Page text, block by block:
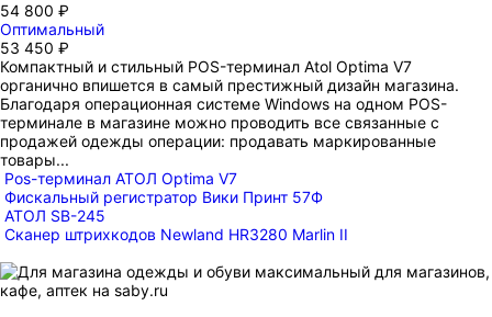
54 800 ₽
Оптимальный
53 450 ₽
Компактный и стильный POS-терминал Atol Optima V7
органично впишется в самый престижный дизайн магазина.
Благодаря операционная системе Windows на одном POS-
терминале в магазине можно проводить все связанные с
продажей одежды операции: продавать маркированные
товары...
Pos-терминал АТОЛ Optima V7
Фискальный регистратор Вики Принт 57Ф
АТОЛ SB-245
Сканер штрихкодов Newland HR3280 Marlin II